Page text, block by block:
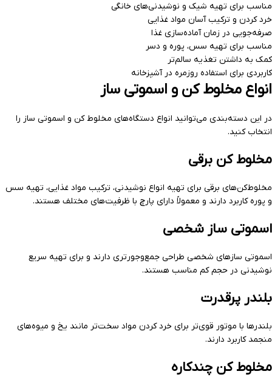
مناسب برای تهیه شیک و نوشیدنی‌های خانگی
خرد کردن و ترکیب آسان مواد غذایی
صرفه‌جویی در زمان آماده‌سازی غذا
مناسب برای تهیه سس، پوره و دسر
کمک به داشتن تغذیه سالم‌تر
کاربردی برای استفاده روزمره در آشپزخانه
انواع مخلوط کن و اسموتی ساز
در این دسته‌بندی می‌توانید انواع دستگاه‌های مخلوط کن و اسموتی ساز را
انتخاب کنید.
مخلوط کن برقی
مخلوط‌کن‌های برقی برای تهیه انواع نوشیدنی، ترکیب مواد غذایی، تهیه سس
و پوره کاربرد دارند و معمولاً دارای پارچ با ظرفیت‌های مختلف هستند.
اسموتی ساز شخصی
اسموتی سازهای شخصی طراحی جمع‌وجورتری دارند و برای تهیه سریع
نوشیدنی در حجم کم مناسب هستند.
بلندر پرقدرت
بلندرها با موتور قوی‌تر برای خرد کردن مواد سخت‌تر مانند یخ و میوه‌های
منجمد کاربرد دارند.
مخلوط کن چندکاره